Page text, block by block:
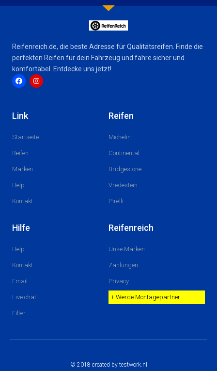
Reifenreich.de, die beste Adresse für Qualitätsreifen. Finde die
perfekten Reifen für dein Fahrzeug und fahre sicher und
komfortabel. Entdecke uns jetzt!
c
e
o r
Link
Startseite
Reifen
Marken
Help
Kontakt
Reifen
Michelin
Continental
Bridgestone
Vredestein
Pirelli
Hilfe
Help
Kontakt
Email
Live chat
Filter
Reifenreich
Unse Marken
Zahlungen
Privacy
+ Werde Montagepartner
© 2018 created by testwork.nl